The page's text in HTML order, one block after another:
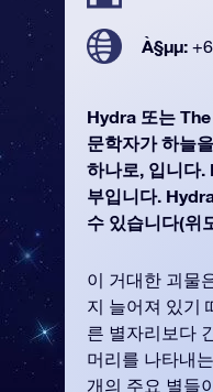
À§µµ:
Hydra 또는
문학자가 하늘
하나로, 입니다.
부입니다.
수 있습니다(위
이 거대한 괴물
지 늘어져 있기
른 별자리보다
머리를 나타내
개의 주요 별들